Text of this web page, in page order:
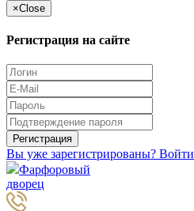
×Close
Регистрация на сайте
Вы уже зарегистрированы? Войти
Фарфоровый
дворец